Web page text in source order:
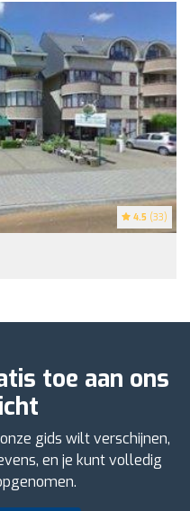
4.5 (33)
toe aan ons
gids wilt verschijnen,
en je kunt volledig